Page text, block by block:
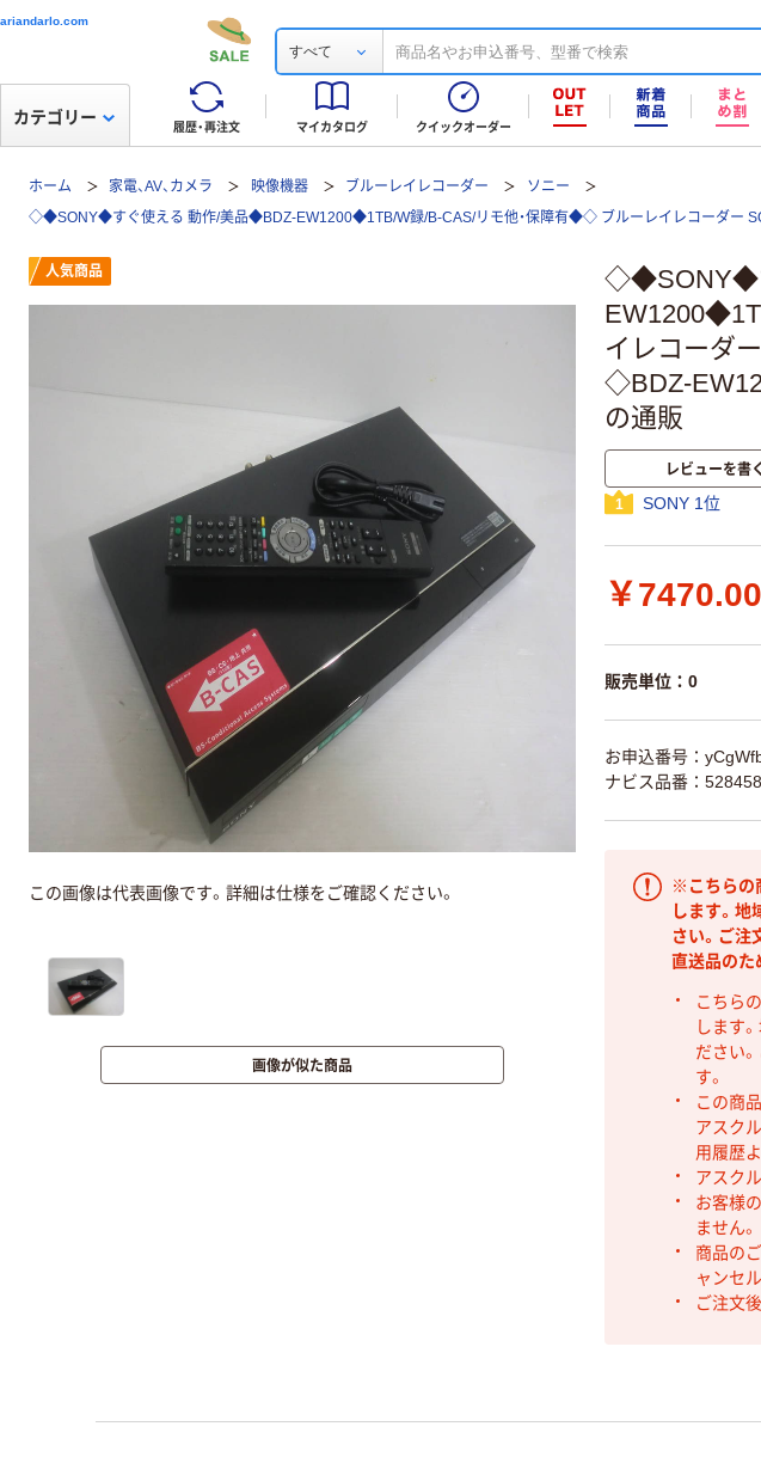
ariandarlo.com
すべて
履歴・再注文 マイカタログ クイックオーダー
カテゴリー
ホーム 家電、AV、カメラ 映像機器 ブルーレイレコーダー
ソニー
◇◆SONY◆すぐ使える 動作/美品◆BDZ-EW1200◆1TB/W録/B-CAS/リモ他・保障有◆◇ ブルーレイレコーダー
◇◆SONY◆
イレコーダ
◇BDZ-
の通販
レビューを書く
1 SONY 1位
￥7470.00
販売単位：0
お申込番号：
ナビス品番：528458
※こちらの
します。
さい。ご注
直送品のた
こちら
します
ださい
す。
この商
アスク
用履歴
アスク
お客様
ません。
商品の
ャンセ
ご注文
人気商品
この画像は代表画像です。詳細は仕様をご確認ください。
画像が似た商品